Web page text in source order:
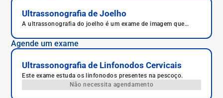
Ultrassonografia de Joelho
A ultrassonografia do joelho é um exame de imagem que
avaliação da resposta ao tratamento.
Agende um exame
Ultrassonografia de Linfonodos Cervicais
Este exame estuda os linfonodos presentes na pescoço.
Não necessita agendamento